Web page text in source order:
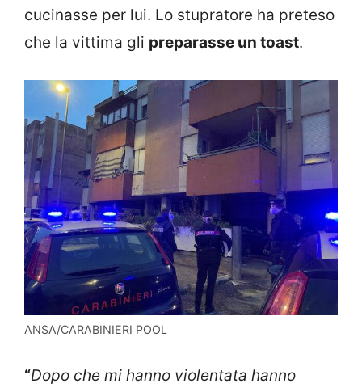
cucinasse per lui. Lo stupratore ha preteso
che la vittima gli preparasse un toast.
ANSA/CARABINIERI POOL
“Dopo che mi hanno violentata hanno